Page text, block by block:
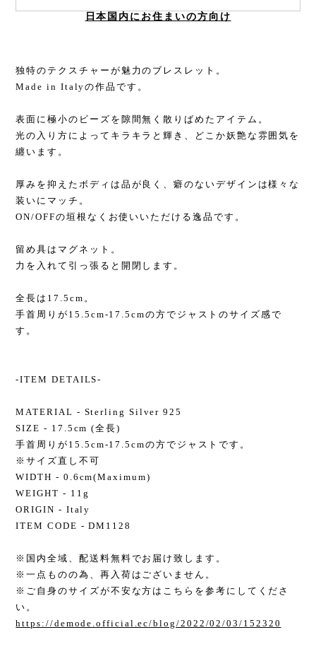
日本国内にお住まいの方向け
独特のテクスチャーが魅力のブレスレット。
Made in Italyの作品です。
表面に極小のビーズを隙間無く散りばめたアイテム。
光の入り方によってキラキラと輝き、どこか妖艶な雰囲気を
纏います。
厚みを抑えたボディは品が良く、癖のないデザインは様々な
装いにマッチ。
ON/OFFの垣根なくお使いいただける逸品です。
留め具はマグネット。
力を入れて引っ張ると開閉します。
全長は17.5cm。
手首周りが15.5cm-17.5cmの方でジャストのサイズ感で
す。
-ITEM DETAILS-
MATERIAL - Sterling Silver 925
SIZE - 17.5cm (全長)
手首周りが15.5cm-17.5cmの方でジャストです。
※サイズ直し不可
WIDTH - 0.6cm(Maximum)
WEIGHT - 11g
ORIGIN - Italy
ITEM CODE - DM1128
※国内全域、配送料無料でお届け致します。
※一点ものの為、再入荷はございません。
※ご自身のサイズが不安な方はこちらを参考にしてくださ
い。
https://demode.official.ec/blog/2022/02/03/152320